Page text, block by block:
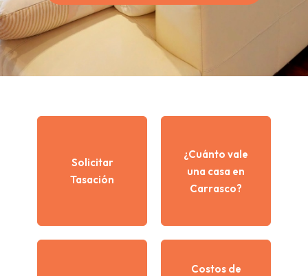
Solicitar
Tasación
¿Cuánto vale
una casa en
Carrasco?
Costos de